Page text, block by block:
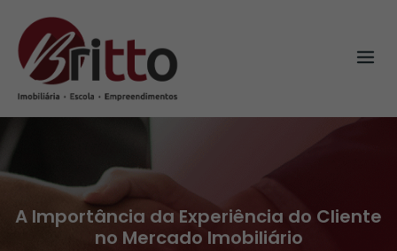
content
A Importância da Experiência do Cliente
no Mercado Imobiliário